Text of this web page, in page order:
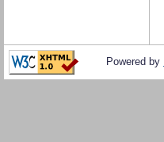
Powered by